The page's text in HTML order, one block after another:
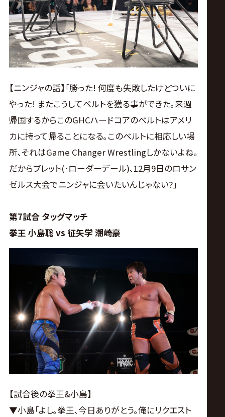
【ニンジャの話】｢勝った! 何度も失敗したけどついに
やった! またこうしてベルトを獲る事ができた｡来週
帰国するからこのGHCハードコアのベルトはアメリ
カに持って帰ることになる｡このベルトに相応しい場
所､それはGame Changer Wrestlingしかないよね｡
だからブレット(･ローダーデール)､12月9日のロサン
ゼルス大会でニンジャに会いたいんじゃない?｣
第7試合 タッグマッチ
拳王 小島聡 vs 征矢学 潮崎豪
【試合後の拳王&小島】
▼小島｢よし｡拳王､今日ありがとう｡俺にリクエスト